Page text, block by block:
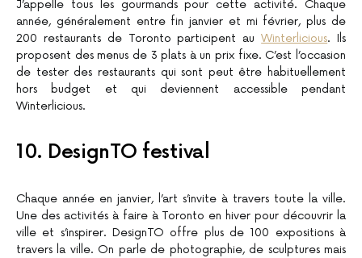
J’appelle tous les gourmands pour cette activité. Chaque
année, généralement entre fin janvier et mi février, plus de
200 restaurants de Toronto participent auWinterlicious. Ils
proposent des menus de 3 plats à un prix fixe. C’est l’occasion
de tester des restaurants qui sont peut être habituellement
hors budget et qui deviennent accessible pendant
Winterlicious.
10. DesignTO festival
Chaque année en janvier, l’art s’invite à travers toute la ville.
Une des activités à faire à Toronto en hiver pour découvrir la
ville et s’inspirer. DesignTO offre plus de 100 expositions à
travers la ville. On parle de photographie, de sculptures mais